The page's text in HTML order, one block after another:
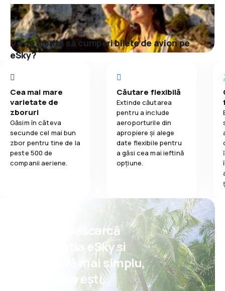
De ce merită să cumperi bilete de avion pe
eSky?
Cea mai mare
varietate de
zboruri
Găsim în câteva
secunde cel mai bun
zbor pentru tine de la
peste 500 de
companii aeriene.
Căutare flexibilă
Extinde căutarea
pentru a include
aeroporturile din
apropiere și alege
date flexibile pentru
a găsi cea mai ieftină
opțiune.
Psst! Descarcă
aplicația eSky și
rezervă mai simplu,
oriunde ești.